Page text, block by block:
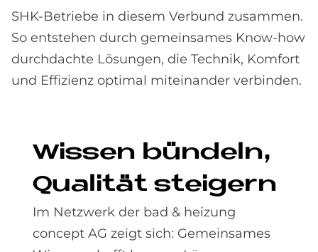
SHK-Betriebe in diesem Verbund zusammen.
So entstehen durch gemeinsames Know-how
durchdachte Lösungen, die Technik, Komfort
und Effizienz optimal miteinander verbinden.
Wis­sen bün­deln,
Qua­li­tät stei­gern
Im Netzwerk der bad & heizung
concept AG zeigt sich: Gemeinsames